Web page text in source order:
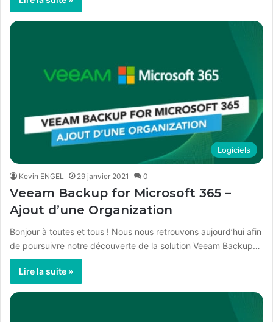
Logiciels
Kevin ENGEL 29 janvier 2021 0
Veeam Backup for Microsoft 365 –
Ajout d’une Organization
Bonjour à toutes et tous ! Nous nous retrouvons aujourd’hui afin
de poursuivre notre découverte de la solution Veeam Backup…
Lire la suite »